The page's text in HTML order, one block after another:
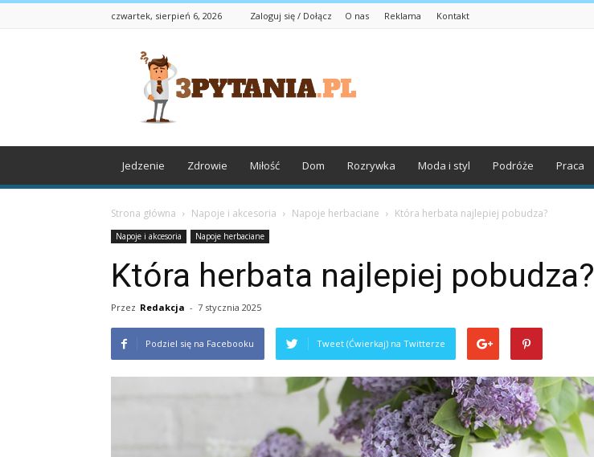
czwartek, sierpień 6, 2026 Zaloguj się / Dołącz O nas Reklama Kontakt
3pytania.pl
Jedzenie Zdrowie Miłość Dom Rozrywka Moda i styl Podróże Praca
Strona główna Napoje i akcesoria Napoje herbaciane Która herbata najlepiej pobudza?
Napoje i akcesoria Napoje herbaciane
Która herbata najlepiej pobudza?
Przez Redakcja - 7 stycznia 2025
Podziel się na Facebooku Tweet (Ćwierkaj) na Twitterze